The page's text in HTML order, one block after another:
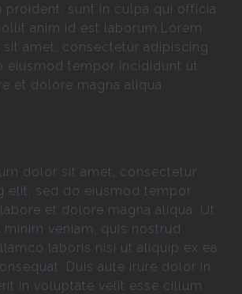
proident, sunt in culpa qui officia
anim id est laborum.Lorem
amet, consectetur adipiscing
eiusmod tempor incididunt ut
et dolore magna aliqua
dolor sit amet, consectetur
elit, sed do eiusmod tempor
et dolore magna aliqua. Ut
minim veniam, quis nostrud
laboris nisi ut aliquip ex ea
Duis aute irure dolor in
in voluptate velit esse cillum